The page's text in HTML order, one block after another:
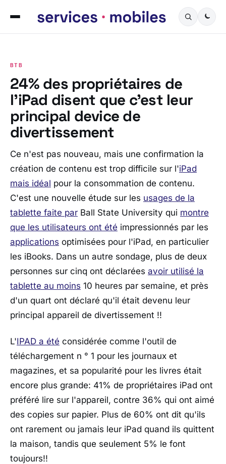
BTB
24% des propriétaires de
l’iPad disent que c’est leur
principal device de
divertissement
Ce n'est pas nouveau, mais une confirmation la
création de contenu est trop difficile sur l'iPad
mais idéal pour la consommation de contenu.
C'est une nouvelle étude sur les usages de la
tablette faite par Ball State University qui montre
que les utilisateurs ont été impressionnés par les
applications optimisées pour l'iPad, en particulier
les iBooks. Dans un autre sondage, plus de deux
personnes sur cinq ont déclarées avoir utilisé la
tablette au moins 10 heures par semaine, et près
d'un quart ont déclaré qu'il était devenu leur
principal appareil de divertissement !!
L'IPAD a été considérée comme l'outil de
téléchargement n ° 1 pour les journaux et
magazines, et sa popularité pour les livres était
encore plus grande: 41% de propriétaires iPad ont
préféré lire sur l'appareil, contre 36% qui ont aimé
des copies sur papier. Plus de 60% ont dit qu'ils
ont rarement ou jamais leur iPad quand ils quittent
la maison, tandis que seulement 5% le font
toujours!!